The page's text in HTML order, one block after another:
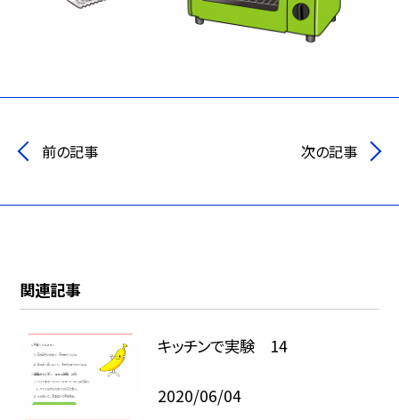
前の記事 次の記事
関連記事
キッチンで実験 14
2020/06/04